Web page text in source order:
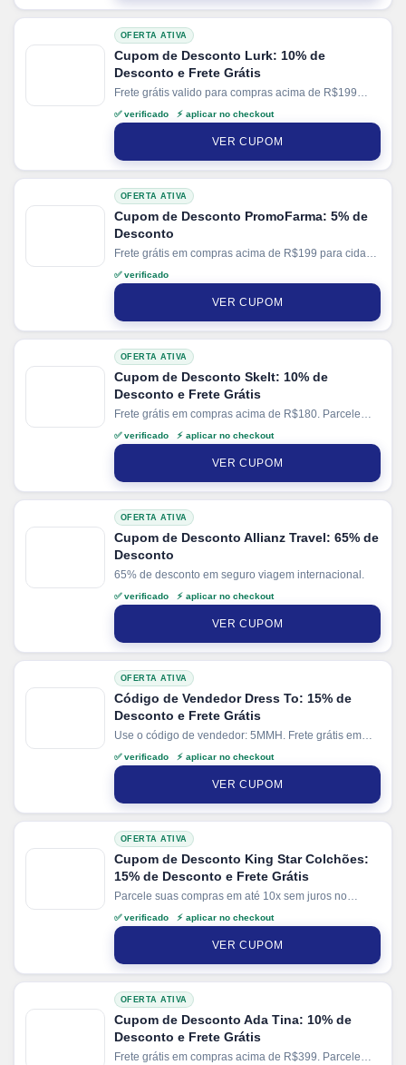
OFERTA ATIVA
Cupom de Desconto Lurk: 10% de
Desconto e Frete Grátis
Frete grátis valido para compras acima de R$199
para SC e R$399 para demais regiões. Parcele suas
compras em até 6x sem juros no cartão. Ganhe + 15%
de desconto em pagamentos via PIX.
✅ verificado ⚡ aplicar no checkout
VER CUPOM
OFERTA ATIVA
Cupom de Desconto PromoFarma: 5% de
Desconto
Frete grátis em compras acima de R$199 para cidade
de SP.
✅ verificado
VER CUPOM
OFERTA ATIVA
Cupom de Desconto Skelt: 10% de
Desconto e Frete Grátis
Frete grátis em compras acima de R$180. Parcele
suas compras em até 3x sem juros no cartão. Ganhe
+ 5% de desconto em pagamentos via PIX.
✅ verificado ⚡ aplicar no checkout
VER CUPOM
OFERTA ATIVA
Cupom de Desconto Allianz Travel: 65% de
Desconto
65% de desconto em seguro viagem internacional.
✅ verificado ⚡ aplicar no checkout
VER CUPOM
OFERTA ATIVA
Código de Vendedor Dress To: 15% de
Desconto e Frete Grátis
Use o código de vendedor: 5MMH. Frete grátis em
compras acima de R$500.
✅ verificado ⚡ aplicar no checkout
VER CUPOM
OFERTA ATIVA
Cupom de Desconto King Star Colchões:
15% de Desconto e Frete Grátis
Parcele suas compras em até 10x sem juros no
cartão. Ganhe + 10% de desconto em pagamentos
via PIX.
✅ verificado ⚡ aplicar no checkout
VER CUPOM
OFERTA ATIVA
Cupom de Desconto Ada Tina: 10% de
Desconto e Frete Grátis
Frete grátis em compras acima de R$399. Parcele